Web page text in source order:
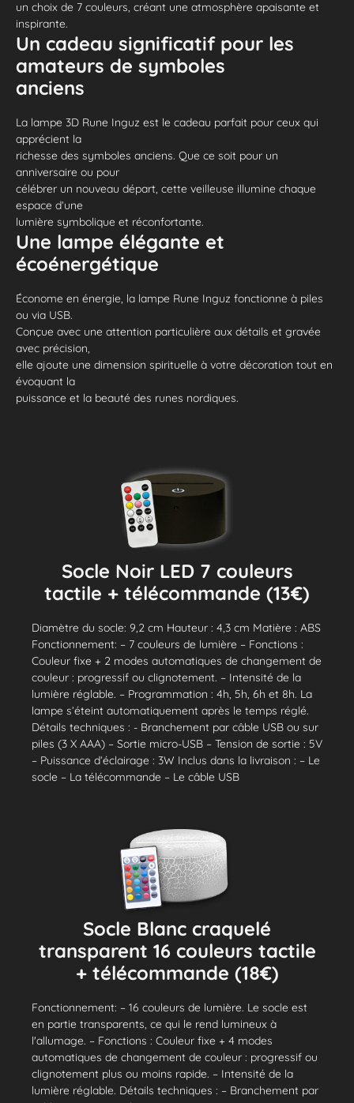
un choix de 7 couleurs, créant une atmosphère apaisante et
inspirante.
Un cadeau significatif pour les
amateurs de symboles
anciens
La lampe 3D Rune Inguz est le cadeau parfait pour ceux qui
apprécient la
richesse des symboles anciens. Que ce soit pour un
anniversaire ou pour
célébrer un nouveau départ, cette veilleuse illumine chaque
espace d’une
lumière symbolique et réconfortante.
Une lampe élégante et
écoénergétique
Économe en énergie, la lampe Rune Inguz fonctionne à piles
ou via USB.
Conçue avec une attention particulière aux détails et gravée
avec précision,
elle ajoute une dimension spirituelle à votre décoration tout en
évoquant la
puissance et la beauté des runes nordiques.
Socle Noir LED 7 couleurs
tactile + télécommande (13€)
Diamètre du socle: 9,2 cm Hauteur : 4,3 cm Matière : ABS
Fonctionnement: – 7 couleurs de lumière – Fonctions :
Couleur fixe + 2 modes automatiques de changement de
couleur : progressif ou clignotement. – Intensité de la
lumière réglable. – Programmation : 4h, 5h, 6h et 8h. La
lampe s’éteint automatiquement après le temps réglé.
Détails techniques : - Branchement par câble USB ou sur
piles (3 X AAA) – Sortie micro-USB – Tension de sortie : 5V
– Puissance d’éclairage : 3W Inclus dans la livraison : – Le
socle – La télécommande – Le câble USB
Socle Blanc craquelé
transparent 16 couleurs tactile
+ télécommande (18€)
Fonctionnement: – 16 couleurs de lumière. Le socle est
en partie transparents, ce qui le rend lumineux à
l'allumage. – Fonctions : Couleur fixe + 4 modes
automatiques de changement de couleur : progressif ou
clignotement plus ou moins rapide. – Intensité de la
lumière réglable. Détails techniques : – Branchement par